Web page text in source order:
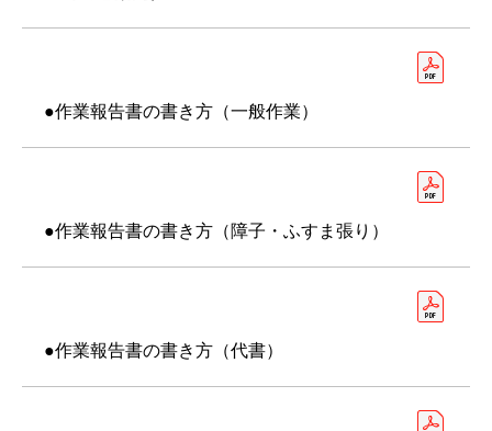
●作業報告書の書き方（一般作業）
●作業報告書の書き方（障子・ふすま張り）
●作業報告書の書き方（代書）